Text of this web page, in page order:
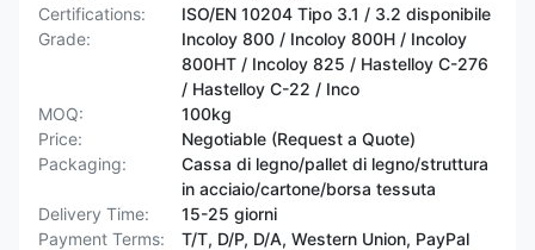
Certifications:
ISO/EN 10204 Tipo 3.1 / 3.2 disponibile
Grade:
Incoloy 800 / Incoloy 800H / Incoloy
800HT / ​​Incoloy 825 / Hastelloy C-276
/ Hastelloy C-22 / Inco
MOQ:
100kg
Price:
Negotiable (Request a Quote)
Packaging:
Cassa di legno/pallet di legno/struttura
in acciaio/cartone/borsa tessuta
Delivery Time:
15-25 giorni
Payment Terms:
T/T, D/P, D/A, Western Union, PayPal